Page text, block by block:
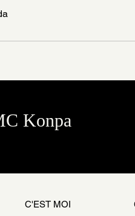
Konpa
C'EST MOI